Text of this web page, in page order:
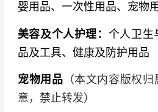
婴用品、一次性用品、宠物
美容及个人护理： 个人卫生
品及工具、健康及防护用品
宠物用品 （本文内容版权
意，禁止转发）